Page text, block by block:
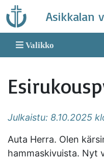
Skip
to
content
Asikkalan
Valikko
Julkaistu: 8.10.2025
Auta Herra. Olen
hammaskivuista. Nyt